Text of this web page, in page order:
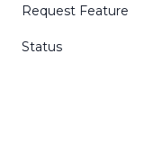
Request Feature
Status